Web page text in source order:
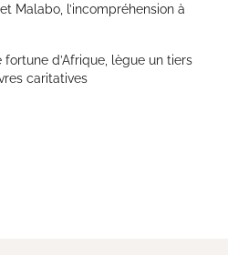
Malabo, l’incompréhension à
d’Afrique, lègue un tiers
caritatives